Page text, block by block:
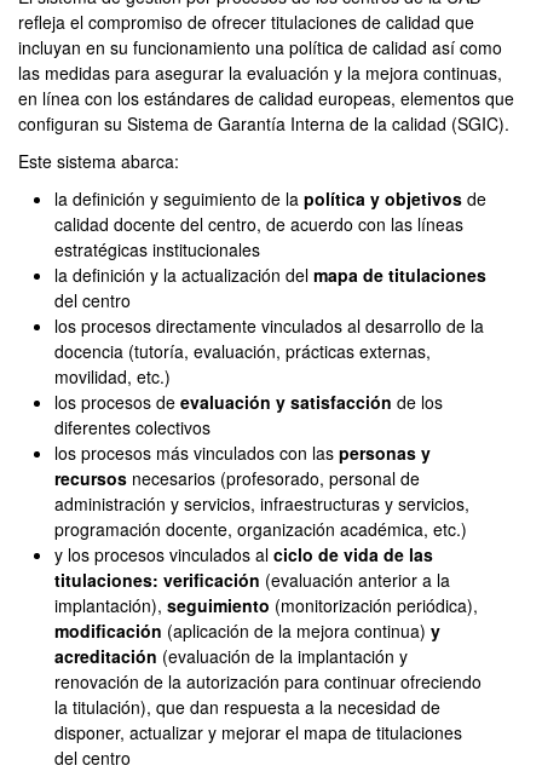
refleja el compromiso de ofrecer titulaciones de calidad que
incluyan en su funcionamiento una política de calidad así como
las medidas para asegurar la evaluación y la mejora continuas,
en línea con los estándares de calidad europeas, elementos que
configuran su Sistema de Garantía Interna de la calidad (SGIC).
Este sistema abarca:
la definición y seguimiento de la política y objetivos de
calidad docente del centro, de acuerdo con las líneas
estratégicas institucionales
la definición y la actualización del mapa de titulaciones
del centro
los procesos directamente vinculados al desarrollo de la
docencia (tutoría, evaluación, prácticas externas,
movilidad, etc.)
los procesos de evaluación y satisfacción de los
diferentes colectivos
los procesos más vinculados con las personas y
recursos necesarios (profesorado, personal de
administración y servicios, infraestructuras y servicios,
programación docente, organización académica, etc.)
y los procesos vinculados al ciclo de vida de las
titulaciones: verificación (evaluación anterior a la
implantación), seguimiento (monitorización periódica),
modificación (aplicación de la mejora continua) y
acreditación (evaluación de la implantación y
renovación de la autorización para continuar ofreciendo
la titulación), que dan respuesta a la necesidad de
disponer, actualizar y mejorar el mapa de titulaciones
del centro